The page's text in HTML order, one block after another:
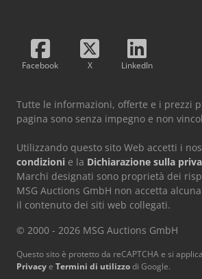
Facebook X LinkedIn
Tutte le informazioni, offerte e i prezzi
pagina sono senza impegno e non
Utilizzando questo sito Web accetti i
condizioni e la Dichiarazione sulla
Marchi designati sono proprietà dei
MSG Auctions GmbH non accetta
il contenuto dei siti web collegati.
© 2000 - 2026 MSG Auctions GmbH
Questo sito è protetto da reCAPTCHA e si
Privacye Termini di utilizzodi Google.